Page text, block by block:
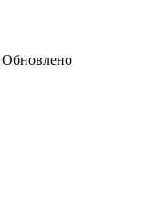
Обновлено